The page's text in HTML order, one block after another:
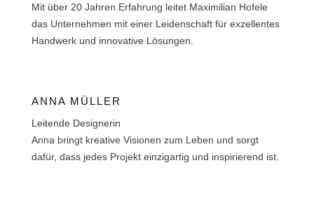
Mit über 20 Jahren Erfahrung leitet Maximilian Hofele
das Unternehmen mit einer Leidenschaft für exzellentes
Handwerk und innovative Lösungen.
ANNA MÜLLER
Leitende Designerin
Anna bringt kreative Visionen zum Leben und sorgt
dafür, dass jedes Projekt einzigartig und inspirierend ist.